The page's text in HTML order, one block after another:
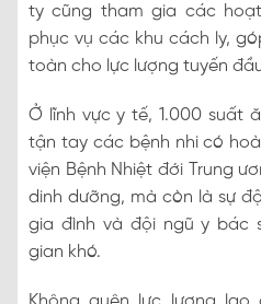
ty cũng tham gia các
phục vụ các khu cách ly,
toàn cho lực lượng tuyến
Ở lĩnh vực y tế, 1.000 suất
tận tay các bệnh nhi có
viện Bệnh Nhiệt đới Trung
dinh dưỡng, mà còn là sự
gia đình và đội ngũ y bác
gian khó.